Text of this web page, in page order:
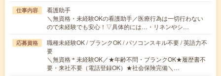
仕事内容
看護助手
＼無資格・未経験OKの看護助手／医療行為は一切行わない
ので未経験でも安心！▽具体的には…・リネンやシ…
応募資格
職種未経験OK / ブランクOK / パソコンスキル不要 / 英語力不
要
＼無資格＊未経験OK／★年齢不問・ブランクOK★履歴書不
要・来社不要（電話登録OK）★社会保険完備＼…